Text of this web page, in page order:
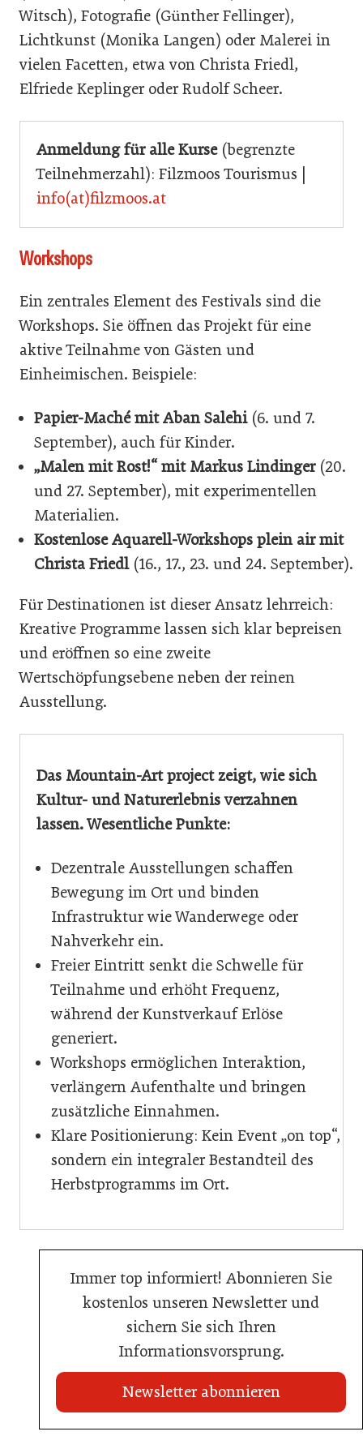
Witsch), Fotografie (Günther Fellinger),
Lichtkunst (Monika Langen) oder Malerei in
vielen Facetten, etwa von Christa Friedl,
Elfriede Keplinger oder Rudolf Scheer.
Anmeldung für alle Kurse(begrenzte
Teilnehmerzahl): Filzmoos Tourismus |
info(at)filzmoos.at
Workshops
Ein zentrales Element des Festivals sind die
Workshops. Sie öffnen das Projekt für eine
aktive Teilnahme von Gästen und
Einheimischen. Beispiele:
Papier-Maché mit Aban Salehi(6. und 7.
September), auch für Kinder.
„Malen mit Rost!“ mit Markus Lindinger(20.
und 27. September), mit experimentellen
Materialien.
Kostenlose Aquarell-Workshops plein air mit
Christa Friedl(16., 17., 23. und 24. September).
Für Destinationen ist dieser Ansatz lehrreich:
Kreative Programme lassen sich klar bepreisen
und eröffnen so eine zweite
Wertschöpfungsebene neben der reinen
Ausstellung.
Das Mountain-Art project zeigt, wie sich
Kultur- und Naturerlebnis verzahnen
lassen. Wesentliche Punkte:
Dezentrale Ausstellungen schaffen
Bewegung im Ort und binden
Infrastruktur wie Wanderwege oder
Nahverkehr ein.
Freier Eintritt senkt die Schwelle für
Teilnahme und erhöht Frequenz,
während der Kunstverkauf Erlöse
generiert.
Workshops ermöglichen Interaktion,
verlängern Aufenthalte und bringen
zusätzliche Einnahmen.
Klare Positionierung: Kein Event „on top“,
sondern ein integraler Bestandteil des
Herbstprogramms im Ort.
Immer top informiert! Abonnieren Sie
kostenlos unseren Newsletter und
sichern Sie sich Ihren
Informationsvorsprung.
Newsletter abonnieren